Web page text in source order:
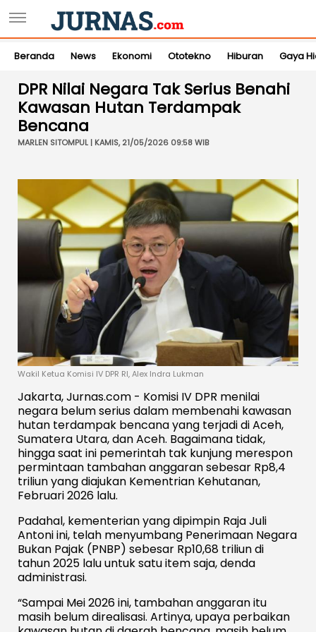
Beranda News Ekonomi Ototekno Hiburan Gaya
DPR Nilai Negara Tak Serius Benahi
Kawasan Hutan Terdampak
Bencana
MARLEN SITOMPUL | KAMIS, 21/05/2026 09:58 WIB
Wakil Ketua Komisi IV DPR RI, Alex Indra Lukman
Jakarta, Jurnas.com - Komisi IV DPR menilai
negara belum serius dalam membenahi kawasan
hutan terdampak bencana yang terjadi di Aceh,
Sumatera Utara, dan Aceh. Bagaimana tidak,
hingga saat ini pemerintah tak kunjung merespon
permintaan tambahan anggaran sebesar Rp8,4
triliun yang diajukan Kementrian Kehutanan,
Februari 2026 lalu.
Padahal, kementerian yang dipimpin Raja Juli
Antoni ini, telah menyumbang Penerimaan Negara
Bukan Pajak (PNBP) sebesar Rp10,68 triliun di
tahun 2025 lalu untuk satu item saja, denda
administrasi.
“Sampai Mei 2026 ini, tambahan anggaran itu
masih belum direalisasi. Artinya, upaya perbaikan